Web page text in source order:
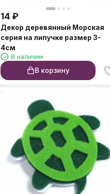
14 ₽
Декор деревянный Морская
серия на липучке размер 3-
4см
В наличии
В корзину